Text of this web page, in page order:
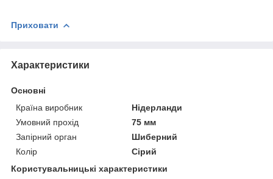
Приховати
Характеристики
Основні
Країна виробник
Нідерланди
Умовний прохід
75 мм
Запірний орган
Шиберний
Колір
Сірий
Користувальницькі характеристики